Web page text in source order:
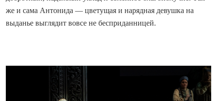
же и сама Антонида — цветущая и нарядная девушка на
выданье выглядит вовсе не бесприданницей.